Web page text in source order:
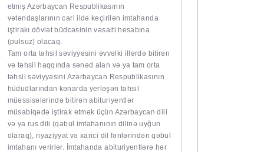
etmiş Azərbaycan Respublikasının
vətəndaşlarının cari ildə keçirilən imtahanda
iştirakı dövlət büdcəsinin vəsaiti hesabına
(pulsuz) olacaq.
Tam orta təhsil səviyyəsini əvvəlki illərdə bitirən
və təhsil haqqında sənəd alan və ya tam orta
təhsil səviyyəsini Azərbaycan Respublikasının
hüdudlarından kənarda yerləşən təhsil
müəssisələrində bitirən abituriyentlər
müsabiqədə iştirak etmək üçün Azərbaycan dili
və ya rus dili (qəbul imtahanının dilinə uyğun
olaraq), riyaziyyat və xarici dil fənlərindən qəbul
imtahanı verirlər. İmtahanda abituriyentlərə hər